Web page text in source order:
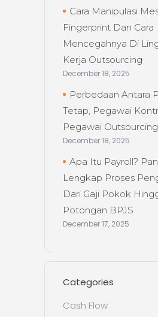
Cara Manipulasi
Fingerprint Dan Cara
Mencegahnya Di
Kerja Outsourcing
December 18, 2025
Perbedaan Antara
Tetap, Pegawai
Pegawai Outsourcing
December 18, 2025
Apa Itu Payroll?
Lengkap Proses
Dari Gaji Pokok
Potongan BPJS
December 17, 2025
Categories
Cash Flow